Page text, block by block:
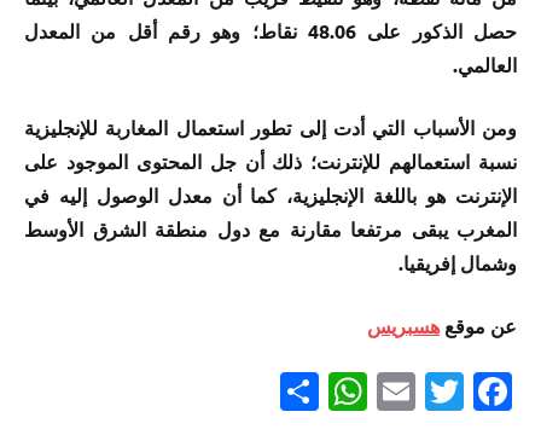
حصل الذكور على 48.06 نقاط؛ وهو رقم أقل من المعدل
العالمي.
ومن الأسباب التي أدت إلى تطور استعمال المغاربة للإنجليزية
نسبة استعمالهم للإنترنت؛ ذلك أن جل المحتوى الموجود على
الإنترنت هو باللغة الإنجليزية، كما أن معدل الوصول إليه في
المغرب يبقى مرتفعا مقارنة مع دول منطقة الشرق الأوسط
وشمال إفريقيا.
عن موقع هسبريس
Facebook
Twitter
Email
WhatsApp